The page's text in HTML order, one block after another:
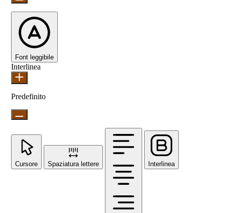
Font leggibile
Interlinea
Predefinito
Cursore Spaziatura lettere Interlinea